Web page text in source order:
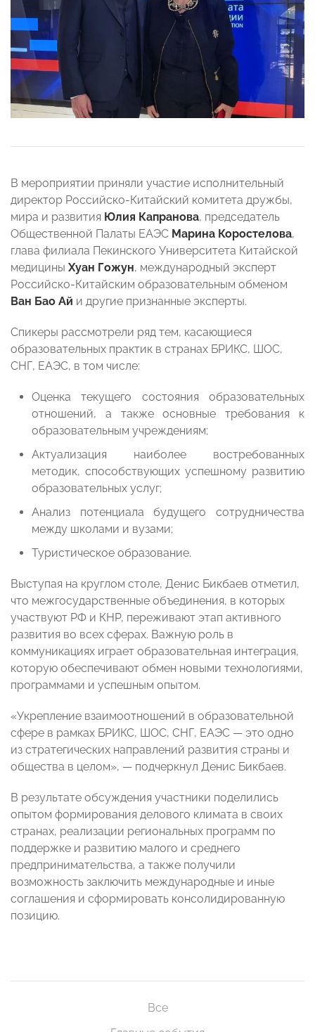
В мероприятии приняли участие исполнительный
директор Российско-Китайский комитета дружбы,
мира и развития Юлия Капранова, председатель
Общественной Палаты ЕАЭС Марина Коростелова,
глава филиала Пекинского Университета Китайской
медицины Хуан Гожун, международный эксперт
Российско-Китайским образовательным обменом
Ван Бао Ай и другие признанные эксперты.
Спикеры рассмотрели ряд тем, касающиеся
образовательных практик в странах БРИКС, ШОС,
СНГ, ЕАЭС, в том числе:
Оценка текущего состояния образовательных
отношений, а также основные требования к
образовательным учреждениям;
Актуализация наиболее востребованных
методик, способствующих успешному развитию
образовательных услуг;
Анализ потенциала будущего сотрудничества
между школами и вузами;
Туристическое образование.
Выступая на круглом столе, Денис Бикбаев отметил,
что межгосударственные объединения, в которых
участвуют РФ и КНР, переживают этап активного
развития во всех сферах. Важную роль в
коммуникациях играет образовательная интеграция,
которую обеспечивают обмен новыми технологиями,
программами и успешным опытом.
«Укрепление взаимоотношений в образовательной
сфере в рамках БРИКС, ШОС, СНГ, ЕАЭС — это одно
из стратегических направлений развития страны и
общества в целом», — подчеркнул Денис Бикбаев.
В результате обсуждения участники поделились
опытом формирования делового климата в своих
странах, реализации региональных программ по
поддержке и развитию малого и среднего
предпринимательства, а также получили
возможность заключить международные и иные
соглашения и сформировать консолидированную
позицию.
Все